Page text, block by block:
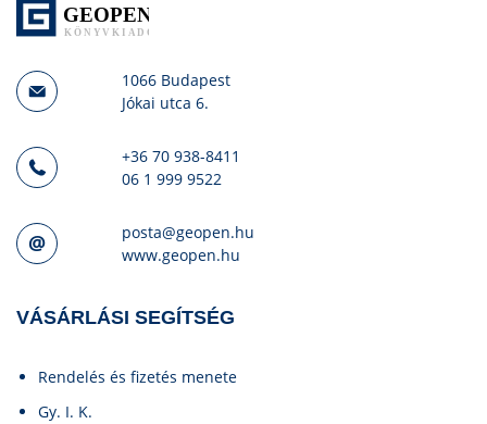
1066 Budapest
Jókai utca 6.
+36 70 938-8411
06 1 999 9522
posta@geopen.hu
www.geopen.hu
VÁSÁRLÁSI SEGÍTSÉG
Rendelés és fizetés menete
Gy. I. K.